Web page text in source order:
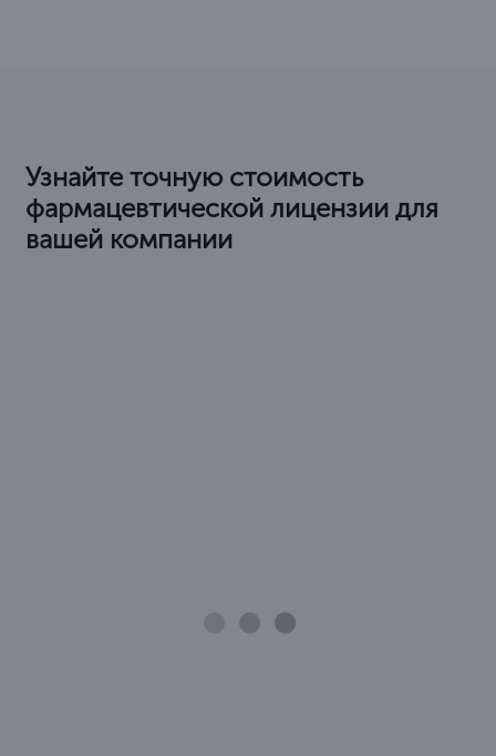
Узнайте точную стоимость
фармацевтической лицензии для
вашей компании